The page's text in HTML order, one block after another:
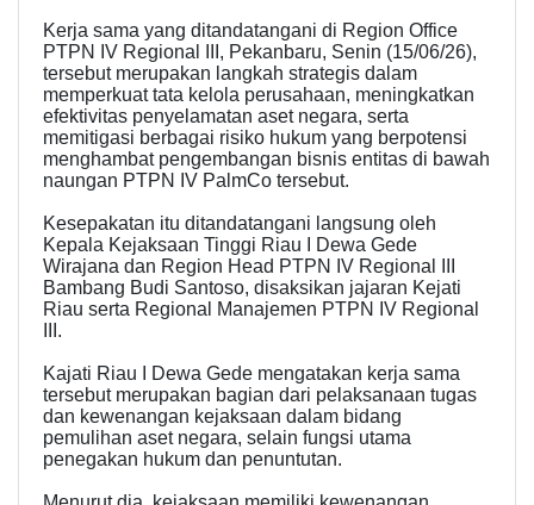
Kerja sama yang ditandatangani di Region Office
PTPN IV Regional III, Pekanbaru, Senin (15/06/26),
tersebut merupakan langkah strategis dalam
memperkuat tata kelola perusahaan, meningkatkan
efektivitas penyelamatan aset negara, serta
memitigasi berbagai risiko hukum yang berpotensi
menghambat pengembangan bisnis entitas di bawah
naungan PTPN IV PalmCo tersebut.
Kesepakatan itu ditandatangani langsung oleh
Kepala Kejaksaan Tinggi Riau I Dewa Gede
Wirajana dan Region Head PTPN IV Regional III
Bambang Budi Santoso, disaksikan jajaran Kejati
Riau serta Regional Manajemen PTPN IV Regional
III.
Kajati Riau I Dewa Gede mengatakan kerja sama
tersebut merupakan bagian dari pelaksanaan tugas
dan kewenangan kejaksaan dalam bidang
pemulihan aset negara, selain fungsi utama
penegakan hukum dan penuntutan.